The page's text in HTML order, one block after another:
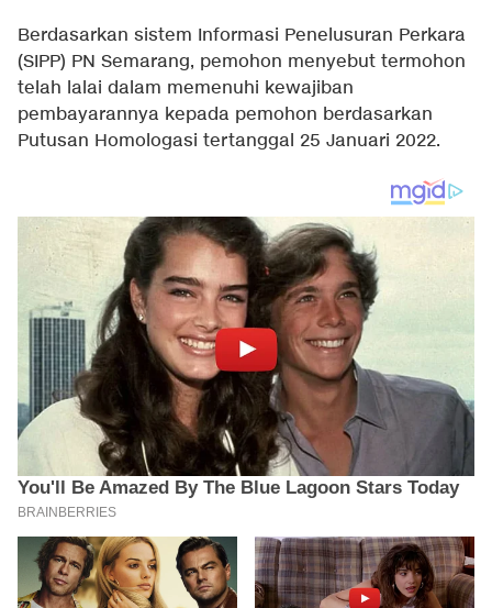
Berdasarkan sistem Informasi Penelusuran Perkara
(SIPP) PN Semarang, pemohon menyebut termohon
telah lalai dalam memenuhi kewajiban
pembayarannya kepada pemohon berdasarkan
Putusan Homologasi tertanggal 25 Januari 2022.